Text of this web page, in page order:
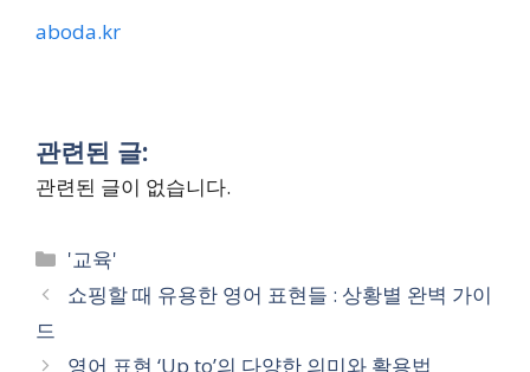
aboda.kr
관련된 글:
관련된 글이 없습니다.
Categories
'교육'
쇼핑할 때 유용한 영어 표현들 : 상황별 완벽 가이
드
영어 표현 ‘Up to’의 다양한 의미와 활용법